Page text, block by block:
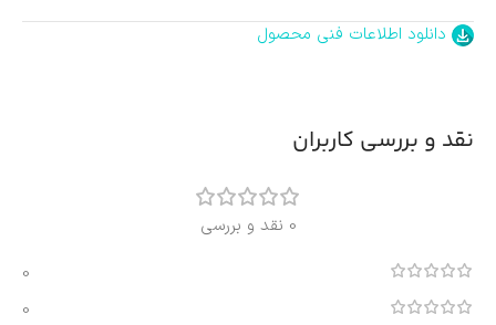
دانلود اطلاعات فنی محصول
نقد و بررسی کاربران
0 نقد و بررسی
0
0